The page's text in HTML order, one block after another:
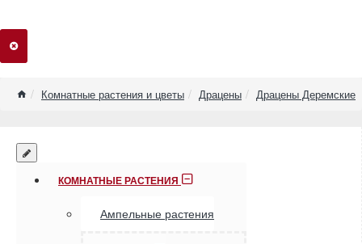
homeКомнатные растения и цветы Драцены Драцены Деремские
КОМНАТНЫЕ РАСТЕНИЯ
Ампельные растения